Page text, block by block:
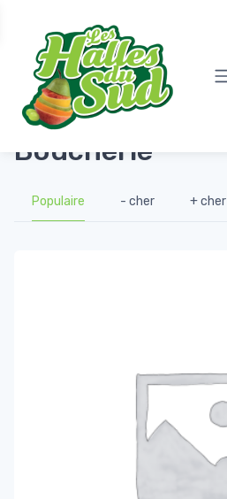
Accueil Boucherie
Boucherie
Populaire - cher + cher